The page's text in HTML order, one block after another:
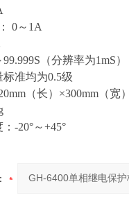
0～1A
（分辨率为1mS）
准均为0.5级
（长）×300mm（宽
-20°～+45°